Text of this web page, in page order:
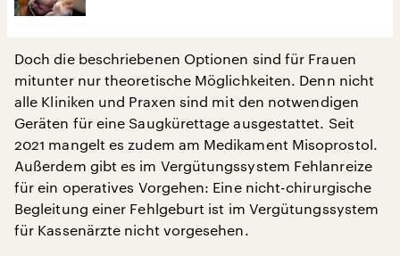
Doch die beschriebenen Optionen sind für Frauen
mitunter nur theoretische Möglichkeiten. Denn nicht
alle Kliniken und Praxen sind mit den notwendigen
Geräten für eine Saugkürettage ausgestattet. Seit
2021 mangelt es zudem am Medikament Misoprostol.
Außerdem gibt es im Vergütungssystem Fehlanreize
für ein operatives Vorgehen: Eine nicht-chirurgische
Begleitung einer Fehlgeburt ist im Vergütungssystem
für Kassenärzte nicht vorgesehen.